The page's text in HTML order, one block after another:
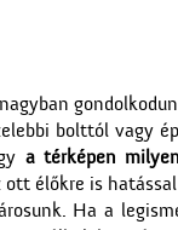
bolttól vagy
a térképen
ott élőkre is
Ha a